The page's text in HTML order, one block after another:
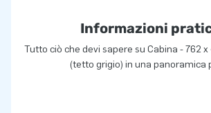
Informazioni
Tutto ciò che devi sapere su Cabina - 762 x
(tetto grigio) in una panoramica